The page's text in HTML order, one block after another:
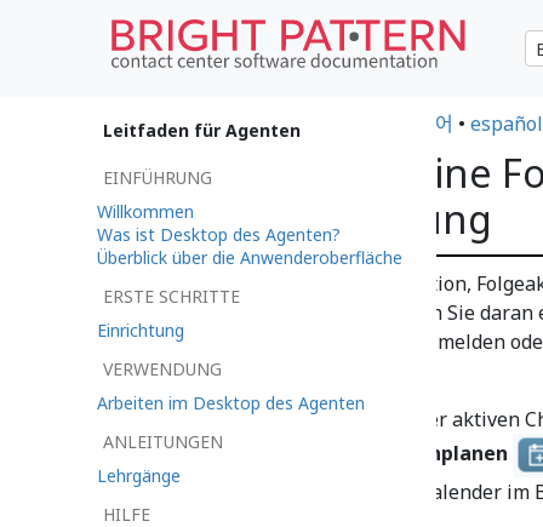
•日本語 •العربية• 한국어 • español
So planen Sie eine
einer Chat Sitzung
In Service-Chats gibt es die Option,
planen. Auf diese Weise werden Sie
Zeitpunkt bei Ihren Kunden zu melden
Um eine Folgeaktivität aus einer aktiven
Schaltfläche
Folgeaktivität einplanen
Schaltfläche klicken, wird Ihr Kalender
Leitfaden für Agenten
EINFÜHRUNG
Willkommen
Was ist Desktop des Agenten?
Überblick über die Anwenderoberfläche
ERSTE SCHRITTE
Einrichtung
VERWENDUNG
Arbeiten im Desktop des Agenten
ANLEITUNGEN
Lehrgänge
HILFE